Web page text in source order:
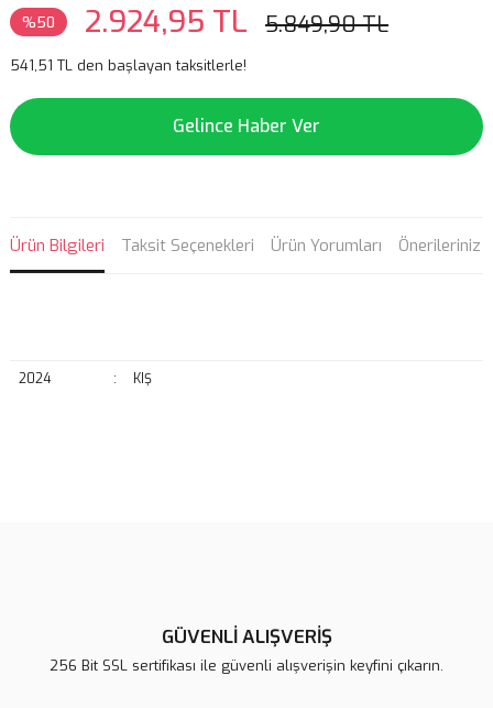
%50 2.924,95 TL 5.849,90 TL
541,51 TL den başlayan taksitlerle!
Gelince Haber Ver
Ürün Bilgileri Taksit Seçenekleri Ürün Yorumları Önerileriniz
2024 : KIŞ
Ürün açıklamasında eksik bilgiler bulunuyor.
GÜVENLİ ALIŞVERİŞ
256 Bit SSL sertifikası ile güvenli alışverişin keyfini çıkarın.